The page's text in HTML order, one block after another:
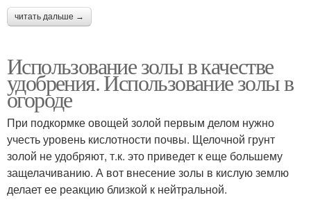
читать дальше →
Использование золы в качестве
удобрения. Использование золы в
огороде
При подкормке овощей золой первым делом нужно
учесть уровень кислотности почвы. Щелочной грунт
золой не удобряют, т.к. это приведет к еще большему
защелачиванию. А вот внесение золы в кислую землю
делает ее реакцию близкой к нейтральной.